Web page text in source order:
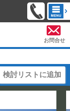
お問合せ
検討リストに追加